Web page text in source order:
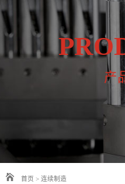
产
首页 > 连续制造